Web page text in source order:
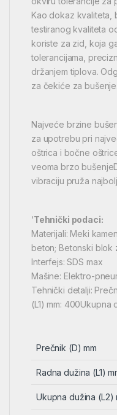
Kao dokaz kvaliteta,
testiranog kvaliteta
koriste za zid, koja
tolerancijama,
držanjem tiplova.
za čekiće za bušenje.
Najveće brzine
za upotrebu pri
oštrica i bočne
veoma brzo
vibraciju pruža
‘Tehnički podaci:
Materijali: Meki
beton; Betonski blok
Interfejs: SDS max
Mašine: Elektro-
Tehnički detalji:
(L1) mm: 400Ukupna
Prečnik (D) mm
Radna dužina (L1)
Ukupna dužina (L2)